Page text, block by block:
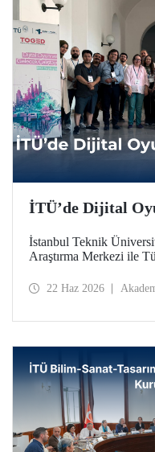
İTÜ’de Dijital
İstanbul Teknik
Araştırma Merkezi ile
Gelecek Çalıştayı”, 17
22 Haz 2026